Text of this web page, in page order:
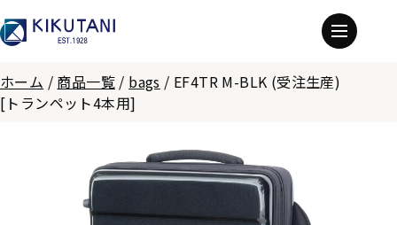
ホーム / 商品一覧 / bags / EF4TR M-BLK (受注生産)
[トランペット4本用]